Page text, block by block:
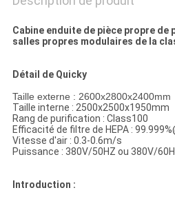
Cabine enduite de pièce propre de
salles propres modulaires de la
Détail de Quicky
Taille externe : 2600x2800x2400mm
Taille interne : 2500x2500x1950mm
Rang de purification : Class100
Efficacité de filtre de HEPA :
Vitesse d'air : 0.3-0.6m/s
Puissance : 380V/50HZ ou 380V/
Introduction :